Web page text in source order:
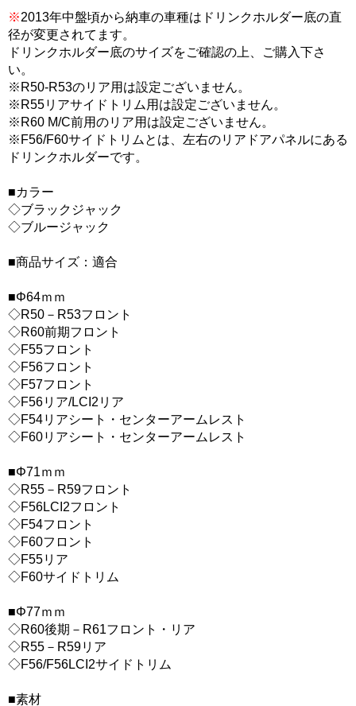
※2013年中盤頃から納車の車種はドリンクホルダー底の直
径が変更されてます。
ドリンクホルダー底のサイズをご確認の上、ご購入下さ
い。
※R50-R53のリア用は設定ございません。
※R55リアサイドトリム用は設定ございません。
※R60 M/C前用のリア用は設定ございません。
※F56/F60サイドトリムとは、左右のリアドアパネルにある
ドリンクホルダーです。
■カラー
◇ブラックジャック
◇ブルージャック
■商品サイズ：適合
■Φ64ｍｍ
◇R50－R53フロント
◇R60前期フロント
◇F55フロント
◇F56フロント
◇F57フロント
◇F56リア/LCI2リア
◇F54リアシート・センターアームレスト
◇F60リアシート・センターアームレスト
■Φ71ｍｍ
◇R55－R59フロント
◇F56LCI2フロント
◇F54フロント
◇F60フロント
◇F55リア
◇F60サイドトリム
■Φ77ｍｍ
◇R60後期－R61フロント・リア
◇R55－R59リア
◇F56/F56LCI2サイドトリム
■素材